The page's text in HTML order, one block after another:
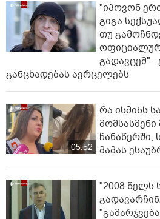
"იპოვონ
გიგა
თუ
გადავცემ" -
განცხადებას ავრცელებს
05:52
რა ისმინს
ჩანაწერში,
მამას
"2008